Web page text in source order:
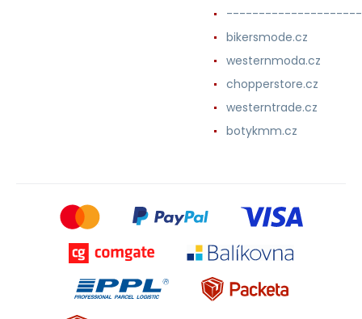
bikersmode.cz
westernmoda.cz
chopperstore.cz
westerntrade.cz
botykmm.cz